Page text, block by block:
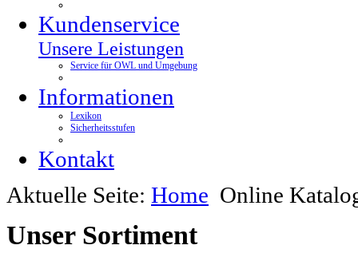
Kundenservice
Unsere Leistungen
Service für OWL und Umgebung
Informationen
Lexikon
Sicherheitsstufen
Kontakt
Aktuelle Seite: Home Online
UnserSortiment